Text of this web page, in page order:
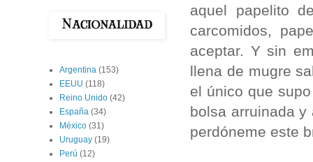
aquel papelito
carcomidos,
aceptar. Y sin
llena de mugre
el único que
bolsa arruinada
perdóneme este
Argentina (153)
EEUU (118)
Reino Unido (42)
España (34)
México (31)
Uruguay (19)
Perú (12)